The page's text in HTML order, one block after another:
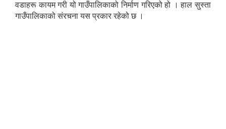
वडाहरू कायम गरी यो गाउँपालिकाको निर्माण गरिएको हो । हाल सुस्ता
गाउँपालिकाको संरचना यस प्रकार रहेको छ ।